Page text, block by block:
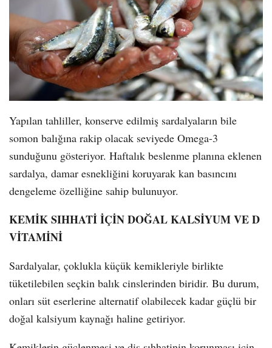
Yapılan tahliller, konserve edilmiş sardalyaların bile
somon balığına rakip olacak seviyede Omega-3
sunduğunu gösteriyor. Haftalık beslenme planına eklenen
sardalya, damar esnekliğini koruyarak kan basıncını
dengeleme özelliğine sahip bulunuyor.
KEMİK SIHHATİ İÇİN DOĞAL KALSİYUM VE D
VİTAMİNİ
Sardalyalar, çoklukla küçük kemikleriyle birlikte
tüketilebilen seçkin balık cinslerinden biridir. Bu durum,
onları süt eserlerine alternatif olabilecek kadar güçlü bir
doğal kalsiyum kaynağı haline getiriyor.